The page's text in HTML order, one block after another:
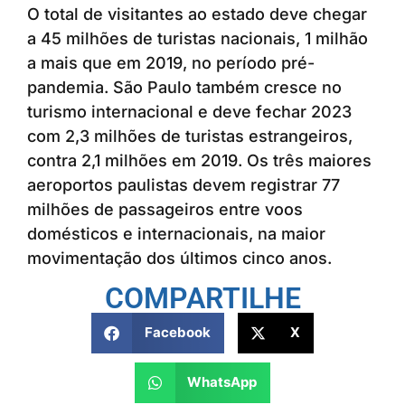
O total de visitantes ao estado deve chegar
a 45 milhões de turistas nacionais, 1 milhão
a mais que em 2019, no período pré-
pandemia. São Paulo também cresce no
turismo internacional e deve fechar 2023
com 2,3 milhões de turistas estrangeiros,
contra 2,1 milhões em 2019. Os três maiores
aeroportos paulistas devem registrar 77
milhões de passageiros entre voos
domésticos e internacionais, na maior
movimentação dos últimos cinco anos.
COMPARTILHE
Facebook X
WhatsApp